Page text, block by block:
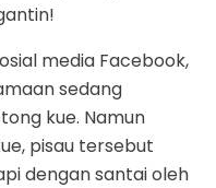
media Facebook,
sedang
kue. Namun
pisau tersebut
dengan santai oleh